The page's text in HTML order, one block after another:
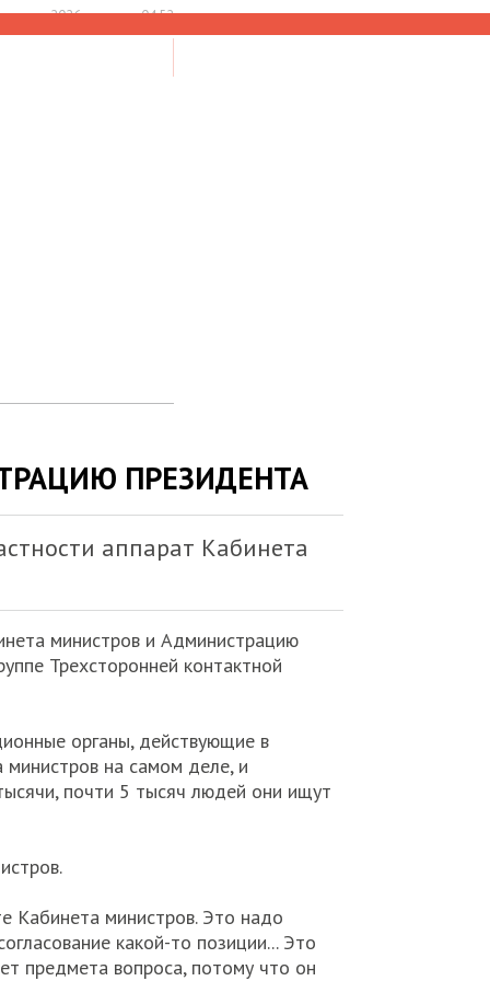
2026, пятница 04:52
ПРЕЗИДЕНТА
аппарат Кабинета
министров и Администрацию
Трехсторонней контактной
органы, действующие в
министров на самом деле, и
почти 5 тысяч людей они ищут
Кабинета министров. Это надо
какой-то позиции... Это
предмета вопроса, потому что он